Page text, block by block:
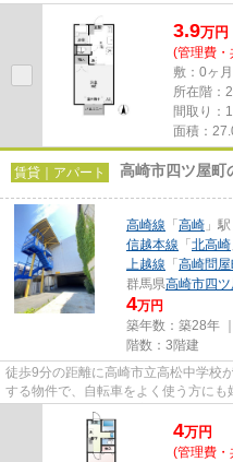
3.9万円
(管理費
敷：0ヶ
所在階：
間取り：
面積：
賃貸｜アパート 高崎市四ツ屋町
高崎線 「 高崎 」
信越本線 「 北高崎
上越線 「 高崎問
群馬県高崎市四
4万円
築年数：築28年
階数：3階建
徒歩9分の距離に高崎市立高松中学校
する物件で、自転車をよく使う方に
です！こちらの物件は家賃を5...
4万円
(管理費・